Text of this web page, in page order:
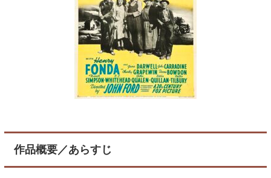
作品概要／あらすじ